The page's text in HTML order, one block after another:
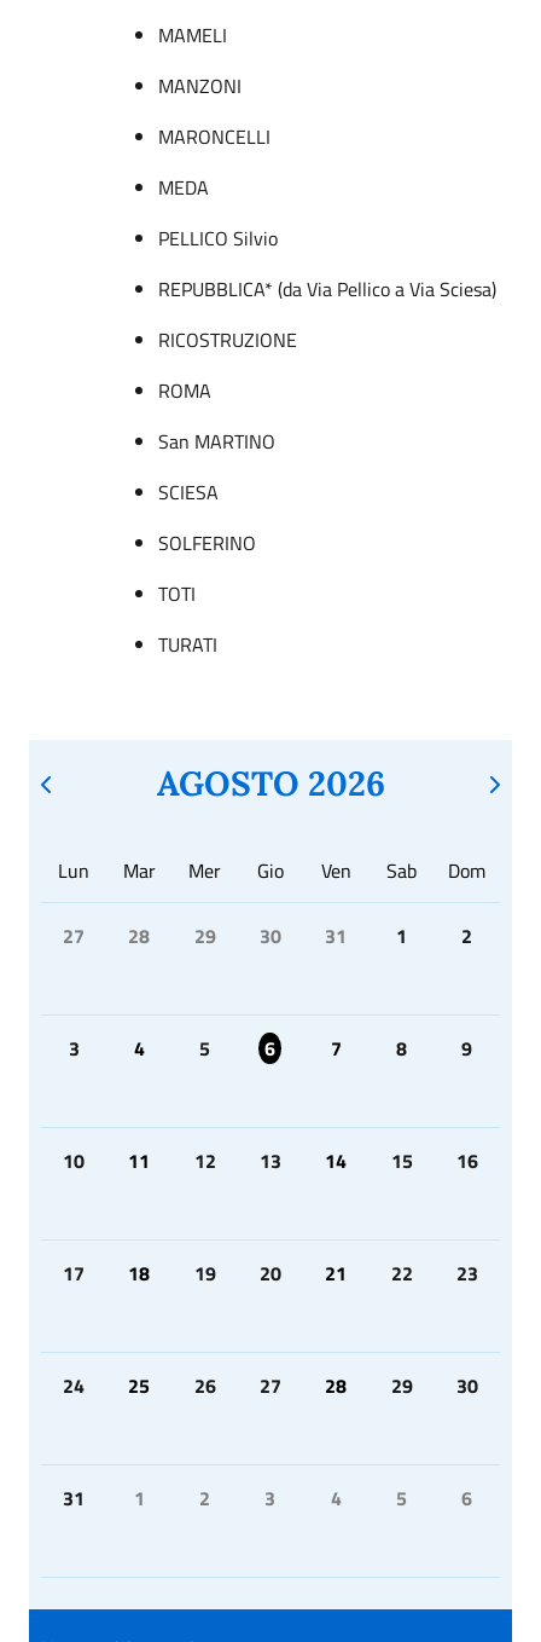
MAMELI
MANZONI
MARONCELLI
MEDA
PELLICO Silvio
REPUBBLICA* (da Via Pellico a Via Sciesa)
RICOSTRUZIONE
ROMA
San MARTINO
SCIESA
SOLFERINO
TOTI
TURATI
AGOSTO 2026
Lun Mar Mer Gio Ven Sab Dom
27 28 29 30 31 1 2
3 4 5 6 7 8 9
10 11 12 13 14 15 16
17 18 19 20 21 22 23
24 25 26 27 28 29 30
31 1 2 3 4 5 6